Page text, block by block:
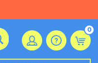
0